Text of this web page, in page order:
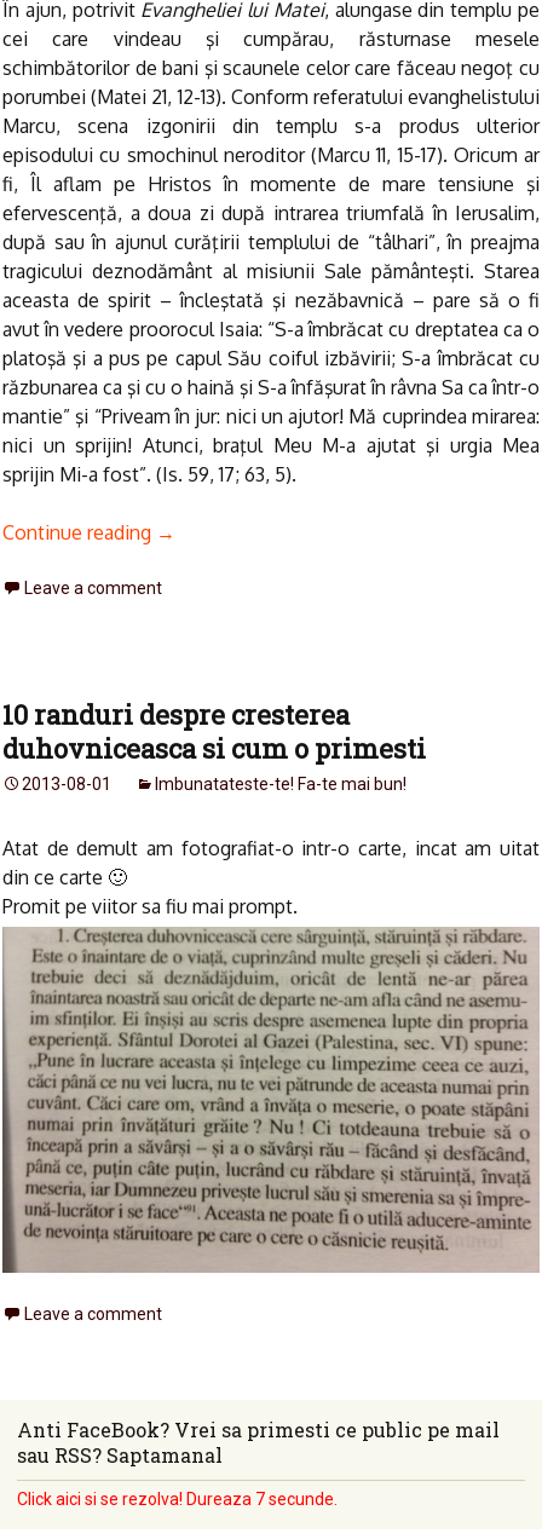
În ajun, potrivit Evangheliei lui Matei, alungase din templu pe
cei care vindeau şi cumpărau, răsturnase mesele
schimbătorilor de bani şi scaunele celor care făceau negoţ cu
porumbei (Matei 21, 12-13). Conform referatului evanghelistului
Marcu, scena izgonirii din templu s-a produs ulterior
episodului cu smochinul neroditor (Marcu 11, 15-17). Oricum ar
fi, Îl aflam pe Hristos în momente de mare tensiune şi
efervescenţă, a doua zi după intrarea triumfală în Ierusalim,
după sau în ajunul curăţirii templului de “tâlhari”, în preajma
tragicului deznodământ al misiunii Sale pământeşti. Starea
aceasta de spirit – încleştată şi nezăbavnică – pare să o fi
avut în vedere proorocul Isaia: “S-a îmbrăcat cu dreptatea ca o
platoşă şi a pus pe capul Său coiful izbăvirii; S-a îmbrăcat cu
răzbunarea ca şi cu o haină şi S-a înfăşurat în râvna Sa ca într-o
mantie” şi “Priveam în jur: nici un ajutor! Mă cuprindea mirarea:
nici un sprijin! Atunci, braţul Meu M-a ajutat şi urgia Mea
sprijin Mi-a fost”. (Is. 59, 17; 63, 5).
Continue reading →
Leave a comment
10 randuri despre cresterea
duhovniceasca si cum o primesti
2013-08-01 Imbunatateste-te! Fa-te mai bun!
Atat de demult am fotografiat-o intr-o carte, incat am uitat
din ce carte 🙂
Promit pe viitor sa fiu mai prompt.
Leave a comment
Anti FaceBook? Vrei sa primesti ce public pe mail
sau RSS? Saptamanal
Click aici si se rezolva! Dureaza 7 secunde.